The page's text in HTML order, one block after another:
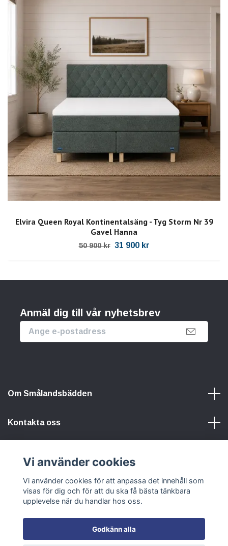
Elvira Queen Royal Kontinentalsäng - Tyg Storm Nr 39
Gavel Hanna
50 900 kr 31 900 kr
Anmäl dig till vår nyhetsbrev
Om Smålandsbädden
Kontakta oss
Sociala medier
Vi använder cookies
Vi använder cookies för att anpassa det innehåll som
visas för dig och för att du ska få bästa tänkbara
upplevelse när du handlar hos oss.
Godkänn alla